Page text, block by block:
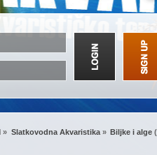
» Slatkovodna Akvaristika» Biljke i alge